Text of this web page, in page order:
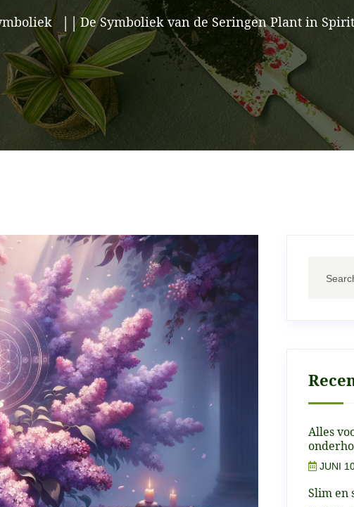
De Symboliek van de Seringen Plant in
Alles
JUNI
Slim en